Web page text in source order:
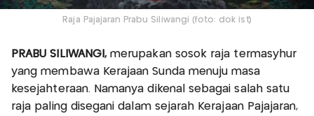
Raja Pajajaran Prabu Siliwangi (foto: dok ist)
PRABU SILIWANGI,merupakan sosok raja termasyhur
yang membawa Kerajaan Sunda menuju masa
kesejahteraan. Namanya dikenal sebagai salah satu
raja paling disegani dalam sejarah Kerajaan Pajajaran,